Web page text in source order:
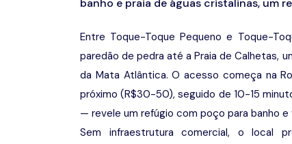
banho e praia de águas cristalinas, um
Entre Toque-Toque Pequeno e Toque-
paredão de pedra até a Praia de Calhetas,
da Mata Atlântica. O acesso começa na
próximo (R$30-50), seguido de 10-15
— revele um refúgio com poço para banho
Sem infraestrutura comercial, o local